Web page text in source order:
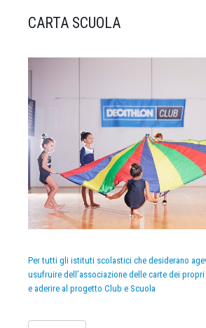
CARTA SCUOLA
Per tutti gli istituti scolastici che desiderano
usufruire dell’associazione delle carte dei propri
e aderire al progetto Club e Scuola